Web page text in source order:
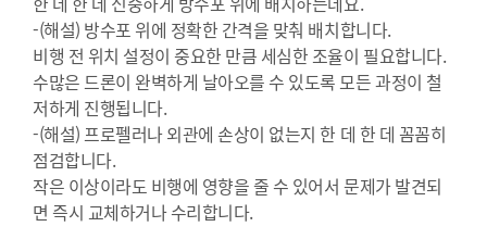
-(해설) 방수포 위에 정확한 간격을 맞춰 배치합니다.
비행 전 위치 설정이 중요한 만큼 세심한 조율이 필요합니다.
수많은 드론이 완벽하게 날아오를 수 있도록 모든 과정이 철
저하게 진행됩니다.
-(해설) 프로펠러나 외관에 손상이 없는지 한 데 한 데 꼼꼼히
점검합니다.
작은 이상이라도 비행에 영향을 줄 수 있어서 문제가 발견되
면 즉시 교체하거나 수리합니다.